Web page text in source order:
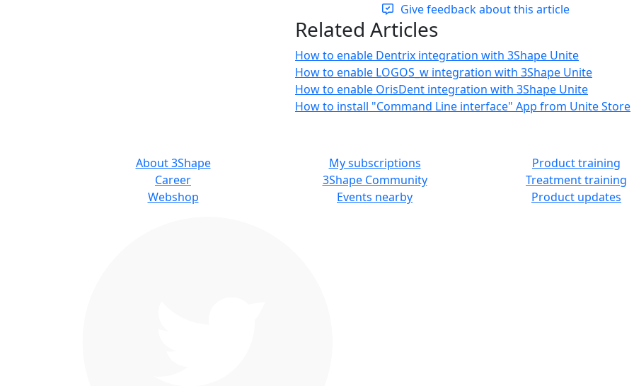
Give feedback about this article
Related Articles
How to enable Dentrix integration with 3Shape Unite
How to enable LOGOS_w integration with 3Shape Unite
How to enable OrisDent integration with 3Shape Unite
How to install "Command Line interface" App from Unite Store
About 3Shape
Career
Webshop
My subscriptions
3Shape Community
Events nearby
Product training
Treatment training
Product updates